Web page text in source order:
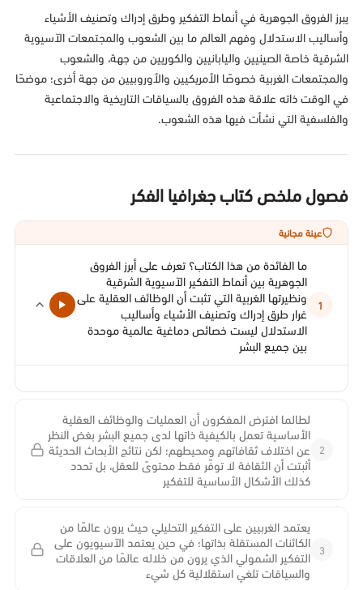
يبرز الفروق الجوهرية في أنماط التفكير وطرق إدراك وتصنيف الأشياء
وأساليب الاستدلال وفهم العالم ما بين الشعوب والمجتمعات الآسيوية
الشرقية خاصة الصينيين واليابانيين والكوريين من جهة، والشعوب
والمجتمعات الغربية خصوصًا الأمريكيين والأوروبيين من جهة أخرى؛ موضحًا
في الوقت ذاته علاقة هذه الفروق بالسياقات التاريخية والاجتماعية
والفلسفية التي نشأت فيها هذه الشعوب.
فصول ملخص كتاب جغرافيا الفكر
عينة مجانية
1
ما الفائدة من هذا الكتاب؟ تعرف على أبرز الفروق
الجوهرية بين أنماط التفكير الآسيوية الشرقية
ونظيرتها الغربية التي تثبت أن الوظائف العقلية على
غرار طرق إدراك وتصنيف الأشياء وأساليب
الاستدلال ليست خصائص دماغية عالمية موحدة
بين جميع البشر
2
لطالما افترض المفكرون أن العمليات والوظائف العقلية
الأساسية تعمل بالكيفية ذاتها لدى جميع البشر بغض النظر
عن اختلاف ثقافاتهم ومحيطهم؛ لكن نتائج الأبحاث الحديثة
أثبتت أن الثقافة لا توفّر فقط محتوىً للعقل، بل تحدد
كذلك الأشكال الأساسية للتفكير
3
يعتمد الغربيين على التفكير التحليلي حيث يرون عالمًا من
الكائنات المستقلة بذاتها؛ في حين يعتمد الآسيويون على
التفكير الشمولي الذي يرون من خلاله عالمًا من العلاقات
والسياقات تلغي استقلالية كل شيء